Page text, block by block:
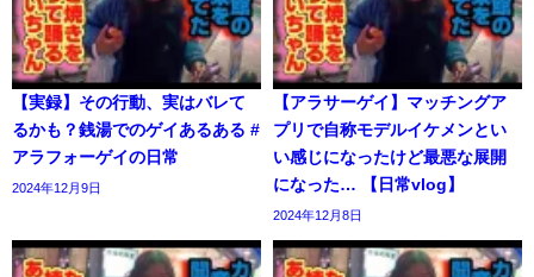
【実録】その行動、実はバレて
るかも？銭湯でのゲイあるある #
アラフォーゲイの日常
2024年12月9日
【アラサーゲイ】マッチングア
プリで自称モデルイケメンとい
い感じになったけど最悪な展開
になった… 【日常vlog】
2024年12月8日